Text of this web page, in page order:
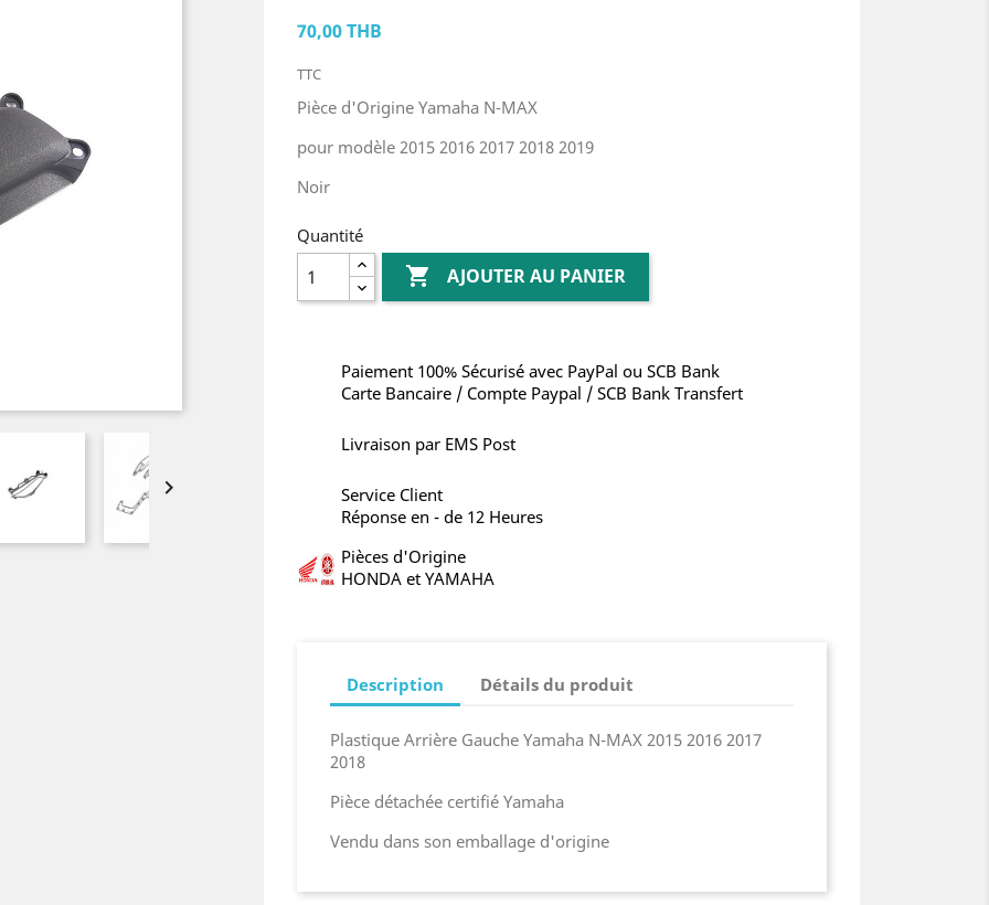

70,00 THB
TTC
Pièce d'Origine Yamaha N-MAX
pour modèle 2015 2016 2017 2018 2019
Noir
Quantité
 AJOUTER AU PANIER
Paiement 100% Sécurisé avec PayPal ou SCB Bank
Carte Bancaire / Compte Paypal / SCB Bank Transfert
Livraison par EMS Post
Service Client
Réponse en - de 12 Heures
Pièces d'Origine
HONDA et YAMAHA
Description Détails du produit
Plastique Arrière Gauche Yamaha N-MAX 2015 2016 2017
2018
Pièce détachée certifié Yamaha
Vendu dans son emballage d'origine